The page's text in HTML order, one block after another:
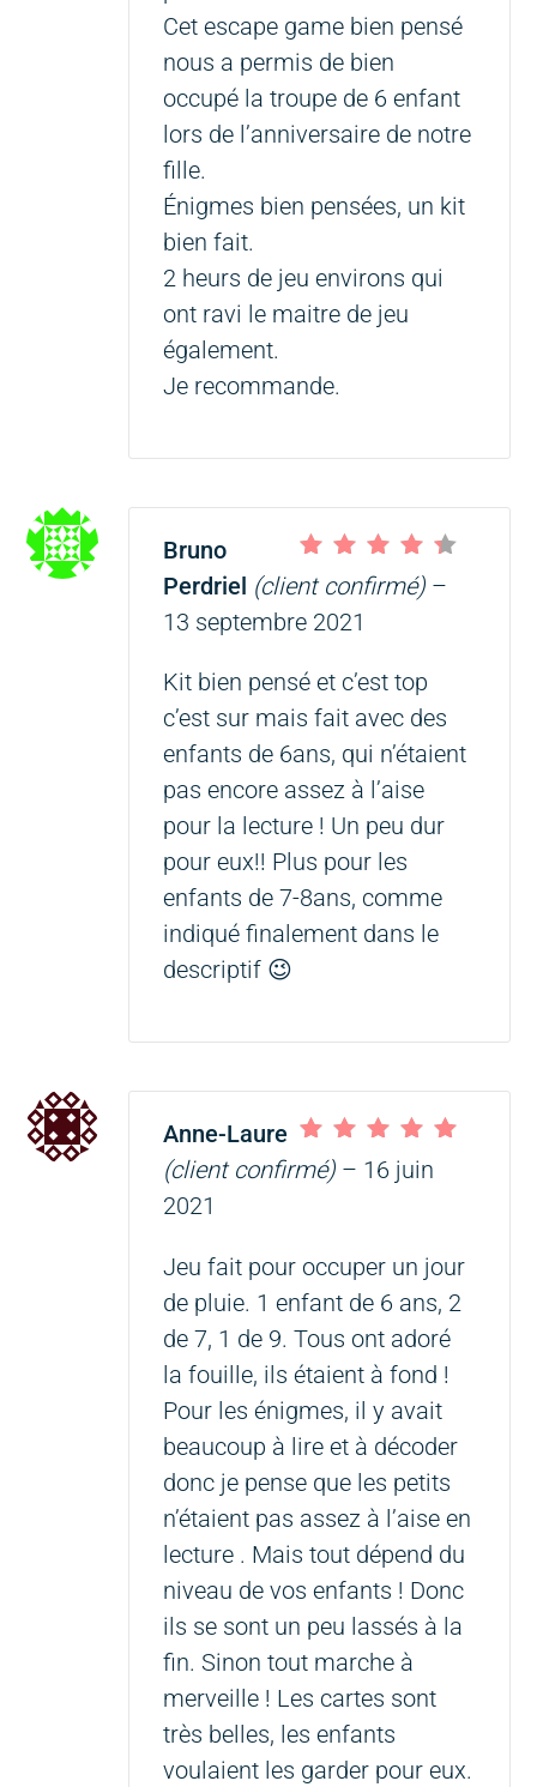
Cet escape game bien pensé
nous a permis de bien
occupé la troupe de 6 enfant
lors de l’anniversaire de notre
fille.
Énigmes bien pensées, un kit
bien fait.
2 heurs de jeu environs qui
ont ravi le maitre de jeu
également.
Je recommande.
Note sur 5
Bruno
Perdriel (client confirmé) –
13 septembre 2021
Kit bien pensé et c’est top
c’est sur mais fait avec des
enfants de 6ans, qui n’étaient
pas encore assez à l’aise
pour la lecture ! Un peu dur
pour eux!! Plus pour les
enfants de 7-8ans, comme
indiqué finalement dans le
descriptif 😉
Note sur 5
Anne-Laure
(client confirmé) – 16 juin
2021
Jeu fait pour occuper un jour
de pluie. 1 enfant de 6 ans, 2
de 7, 1 de 9. Tous ont adoré
la fouille, ils étaient à fond !
Pour les énigmes, il y avait
beaucoup à lire et à décoder
donc je pense que les petits
n’étaient pas assez à l’aise en
lecture . Mais tout dépend du
niveau de vos enfants ! Donc
ils se sont un peu lassés à la
fin. Sinon tout marche à
merveille ! Les cartes sont
très belles, les enfants
voulaient les garder pour eux.